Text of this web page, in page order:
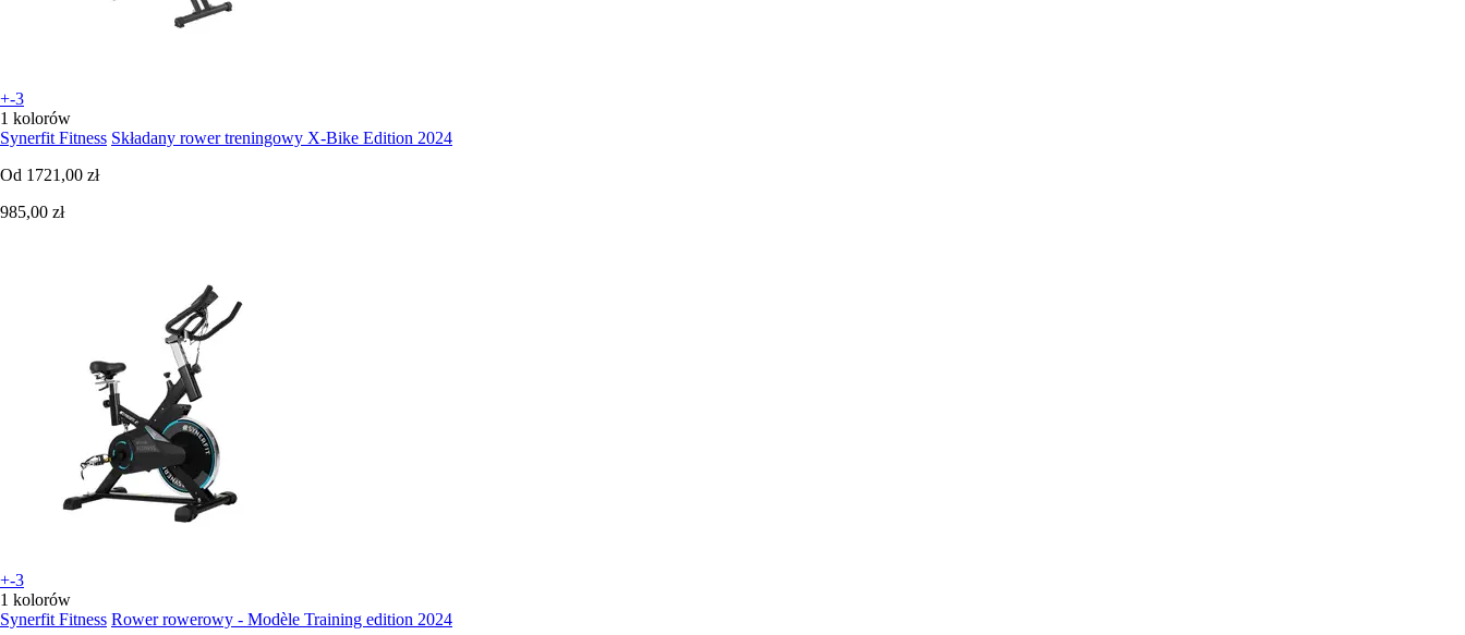
+-3
1 kolorów
Synerfit Fitness Składany rower treningowy X-Bike Edition 2024
Od 1721,00 zł
985,00 zł
+-3
1 kolorów
Synerfit Fitness Rower rowerowy - Modèle Training edition 2024